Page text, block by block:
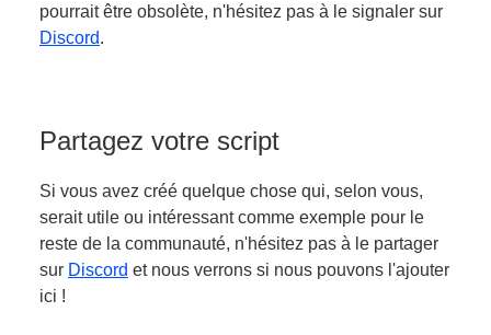
pourrait être obsolète, n'hésitez pas à le signaler sur
Discord.
Partagez votre script
Si vous avez créé quelque chose qui, selon vous,
serait utile ou intéressant comme exemple pour le
reste de la communauté, n'hésitez pas à le partager
sur Discord et nous verrons si nous pouvons l'ajouter
ici !